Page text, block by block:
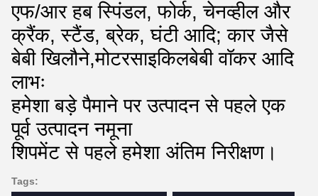
एफ/आर हब स्पिंडल, फोर्क, चेनव्हील और
क्रैंक, स्टैंड, ब्रेक, घंटी आदि; कार जैसे
बेबी खिलौने,मोटरसाइकिलबेबी वॉकर आदि
लाभः
हमेशा बड़े पैमाने पर उत्पादन से पहले एक
पूर्व उत्पादन नमूना
शिपमेंट से पहले हमेशा अंतिम निरीक्षण।
Tags: